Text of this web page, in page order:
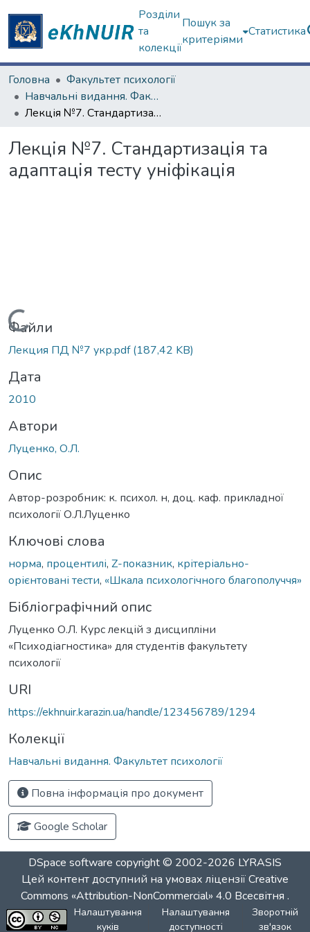
Розділи
та
колекції
Пошук за
критеріями
Статистика
Головна
Факультет психології
Навчальні видання. Факультет психології
Лекція №7. Стандартизація та адаптація тесту уніфікація
Лекція №7. Стандартизація та
адаптація тесту уніфікація
Вантажиться...
Файли
Лекция ПД №7 укр.pdf(187,42 KB)
Дата
2010
Автори
Луценко, О.Л.
Опис
Автор-розробник: к. психол. н, доц. каф. прикладної
психології О.Л.Луценко
Ключові слова
норма, процентилі, Z-показник, крітеріально-
орієнтовані тести, «Шкала психологічного благополуччя»
Бібліографічний опис
Луценко О.Л. Курс лекцій з дисципліни
«Психодіагностика» для студентів факультету
психології
URI
https://ekhnuir.karazin.ua/handle/123456789/1294
Колекції
Навчальні видання. Факультет психології
Повна інформація про документ
Google Scholar
DSpace software copyright © 2002-2026 LYRASIS
Цей контент доступний на умовах ліцензіїCreative
Commons «Attribution-NonCommercial» 4.0 Всесвітня .
Налаштування
куків
Налаштування
доступності
Зворотній
зв'язок